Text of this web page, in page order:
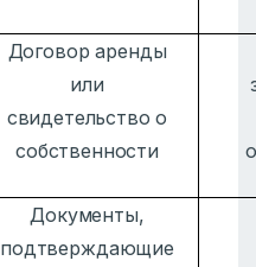
Договор аренды
или
свидетельство о
собственности
Документы,
подтверждающие